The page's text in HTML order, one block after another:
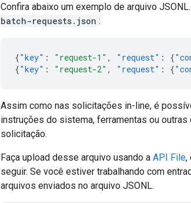
Confira abaixo um exemplo de arquivo
batch-requests.json :
{"key" : "request-1" , "request" : {
{"key" : "request-2" , "request" : {
Assim como nas solicitações in-line, é
instruções do sistema, ferramentas ou
solicitação.
Faça upload desse arquivo usando a API File,
seguir. Se você estiver trabalhando com
arquivos enviados no arquivo JSONL.